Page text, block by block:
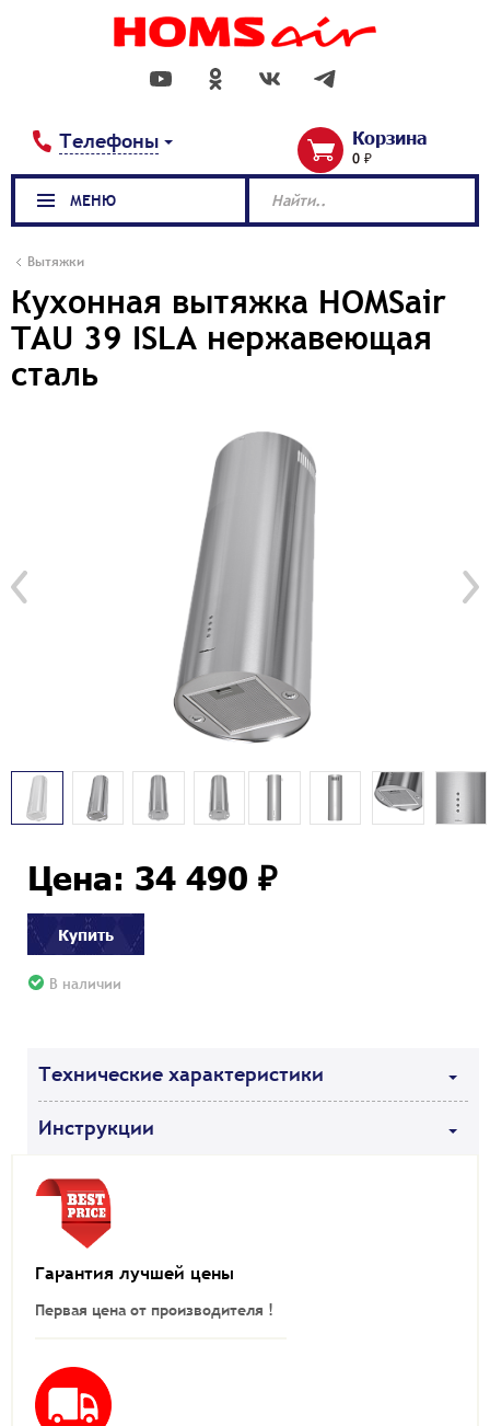
Телефоны Корзина
0 ₽
Вытяжки
Кухонная вытяжка HOMSair
TAU 39 ISLA нержавеющая
сталь
Цена: 34 490 ₽
Купить
В наличии
Технические характеристики
Инструкции
Гарантия лучшей цены
Первая цена от производителя !
МЕНЮ Найти..